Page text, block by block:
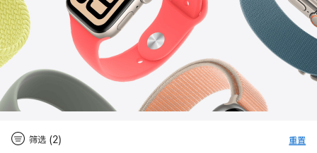
带
筛选 (2) 重置